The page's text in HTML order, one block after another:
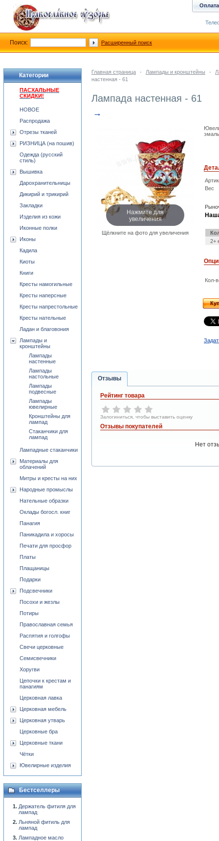
Главная страница - Лампады и кронштейны -
настенная - 61
Лампада настенная - 61
→
Нажмите для
увеличения
Щёлкните на фото для увеличения
Вес
2+
Кол-
Отзывы
Рейтинг товара
Залогиниться, чтобы выставить оценку
Отзывы покупателей
Нет
Категории
ПАСХАЛЬНЫЕ
СКИДКИ!
НОВОЕ
Распродажа
Отрезы тканей
РИЗНИЦА (на пошив)
Одежда (русский
стиль)
Вышивка
Дарохранительницы
Дикирий и трикирий
Закладки
Изделия из кожи
Иконные полки
Иконы
Кадила
Киоты
Книги
Кресты намогильные
Кресты наперсные
Кресты напрестольные
Кресты нательные
Ладан и благовония
Лампады и
кронштейны
Лампады
настенные
Лампады
настольные
Лампады
подвесные
Лампады
ювелирные
Кронштейны для
лампад
Стаканчики для
лампад
Лампадные стаканчики
Материалы для
облачений
Митры и кресты на них
Народные промыслы
Нательные образки
Оклады богосл. книг
Панагия
Паникадила и хоросы
Печати для просфор
Платы
Плащаницы
Подарки
Подсвечники
Посохи и жезлы
Потиры
Православная семья
Распятия и голгофы
Свечи церковные
Семисвечники
Хоругви
Цепочки к крестам и
панагиям
Церковная лавка
Церковная мебель
Церковная утварь
Церковные бра
Церковные ткани
Чётки
Ювелирные изделия
Бестселлеры
Держатель фитиля для
лампад
Льняной фитиль для
лампад
Лампадное масло
Оплата
Поиск: Расширенный поиск